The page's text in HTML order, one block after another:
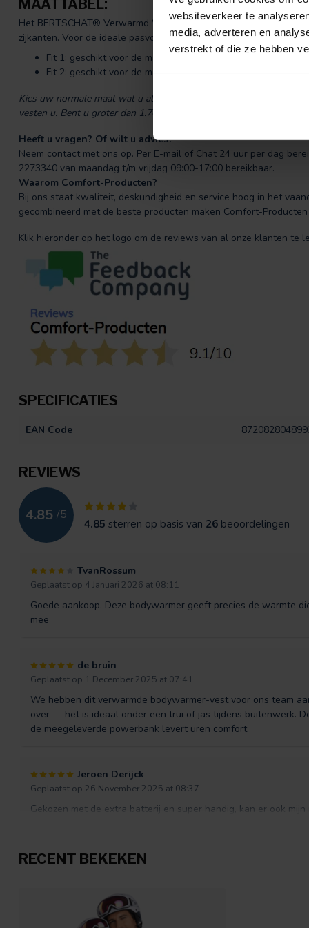
websiteverkeer te
media, adverteren en
verstrekt of die ze hebben
MAATTABEL:
Het BERTSCHAT® Verwarmd Vest is in grootte verstelbaar,
zijkanten. Voor de ideale pasvorm is er gekozen voor two sizes
Fit 1: geschikt voor de maten van XXS t/m M
Fit 2: geschikt voor de maten M t/m XXXL
Kies uw normale maat wat u altijd heeft, dan past dit vest
vesten u. Bent u groter dan 1.70 dan adviseren wij u Fit 2 doordat
Heeft u vragen? Of wilt u advies?
Neem contact met ons op. Per E-mail of Chat 24 uur per dag
2273340 van maandag t/m vrijdag 09:00-17:00 bereikbaar.
Waarom Comfort-Producten?
Bij ons staat kwaliteit, deskundigheid en service hoog in het
gecombineerd met de beste producten maken Comfort-
Klik hieronder op het logo om de reviews van al onze klanten te
SPECIFICATIES
EAN Code
REVIEWS
4.85 /5
4.85 sterren op basis van 26 beoordelingen
TvanRossum
Geplaatst op 4 Januari 2026 at 08:11
Goede aankoop. Deze bodywarmer geeft precies de warmte
mee
de bruin
Geplaatst op 1 December 2025 at 07:41
We hebben dit verwarmde bodywarmer-vest voor ons team
over — het is ideaal onder een trui of jas tijdens buitenwerk.
de meegeleverde powerbank levert uren comfort
Jeroen Derijck
Geplaatst op 26 November 2025 at 08:37
Gekozen met de extra batterij en super handig, kan er ook
Beide ploegdiensten werken nu in deze vesten, ideaal dat ze
andere collega's. Van de eerste grote zending was 1
RECENT BEKEKEN